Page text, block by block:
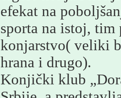
efekat na
sporta na istoj, tim
konjarstvo( veliki
hrana i drugo).
Konjički klub